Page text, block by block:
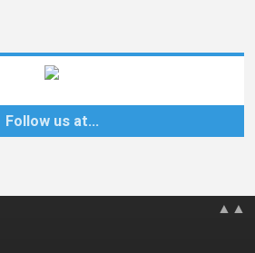
Follow us at…
▲▲